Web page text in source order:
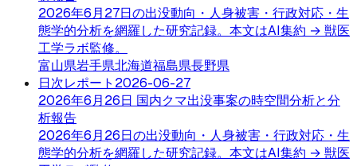
2026年6月27日の出没動向・人身被害・行政対応・生
態学的分析を網羅した研究記録。本文はAI集約 → 獣医
工学ラボ監修。
富山県岩手県北海道福島県長野県
日次レポート 2026-06-27
2026年6月26日 国内クマ出没事案の時空間分析と分
析報告
2026年6月26日の出没動向・人身被害・行政対応・生
態学的分析を網羅した研究記録。本文はAI集約 → 獣医